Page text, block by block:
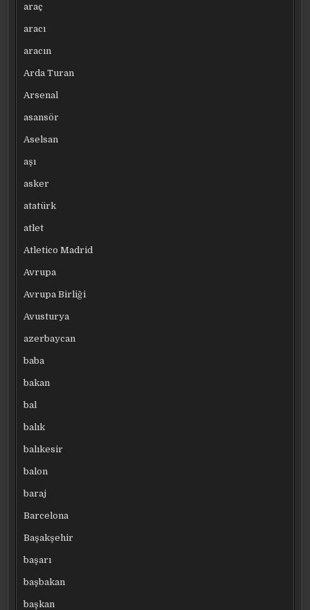
araç
aracı
aracın
Arda Turan
Arsenal
asansör
Aselsan
aşı
asker
atatürk
atlet
Atletico Madrid
Avrupa
Avrupa Birliği
Avusturya
azerbaycan
baba
bakan
bal
balık
balıkesir
balon
baraj
Barcelona
Başakşehir
başarı
başbakan
başkan